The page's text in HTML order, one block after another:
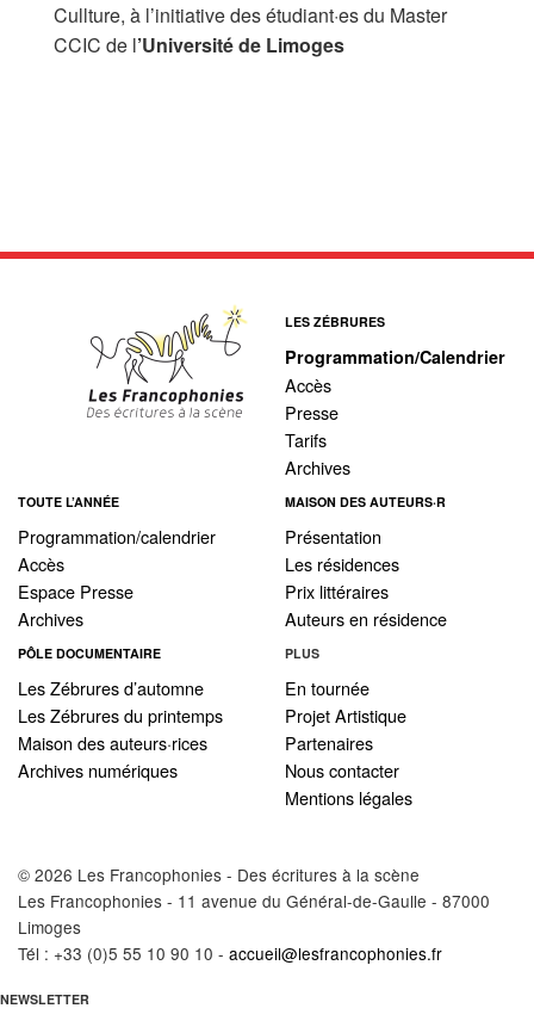
Cullture, à l’initiative des étudiant·es du Master
CCIC de l’Université de Limoges
LES ZÉBRURES
Programmation/Calendrier
Accès
Presse
Tarifs
Archives
TOUTE L’ANNÉE
Programmation/calendrier
Accès
Espace Presse
Archives
MAISON DES AUTEURS·R
Présentation
Les résidences
Prix littéraires
Auteurs en résidence
PÔLE DOCUMENTAIRE
Les Zébrures d’automne
Les Zébrures du printemps
Maison des auteurs·rices
Archives numériques
PLUS
En tournée
Projet Artistique
Partenaires
Nous contacter
Mentions légales
© 2026 Les Francophonies - Des écritures à la scène
Les Francophonies - 11 avenue du Général-de-Gaulle - 87000
Limoges
Tél : +33 (0)5 55 10 90 10 - accueil@lesfrancophonies.fr
NEWSLETTER